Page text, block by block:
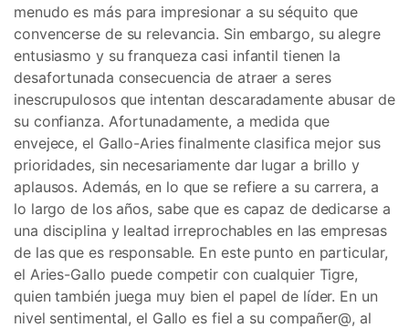
menudo es más para impresionar a su séquito que
convencerse de su relevancia. Sin embargo, su alegre
entusiasmo y su franqueza casi infantil tienen la
desafortunada consecuencia de atraer a seres
inescrupulosos que intentan descaradamente abusar de
su confianza. Afortunadamente, a medida que
envejece, el Gallo-Aries finalmente clasifica mejor sus
prioridades, sin necesariamente dar lugar a brillo y
aplausos. Además, en lo que se refiere a su carrera, a
lo largo de los años, sabe que es capaz de dedicarse a
una disciplina y lealtad irreprochables en las empresas
de las que es responsable. En este punto en particular,
el Aries-Gallo puede competir con cualquier Tigre,
quien también juega muy bien el papel de líder. En un
nivel sentimental, el Gallo es fiel a su compañer@, al